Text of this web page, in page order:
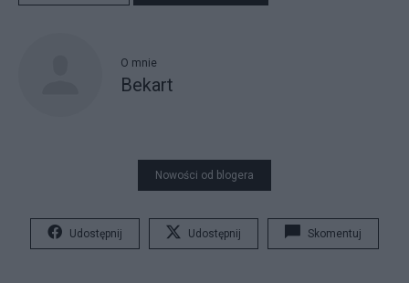
O mnie
Bekart
Nowości od blogera
Udostępnij Udostępnij Skomentuj